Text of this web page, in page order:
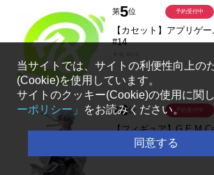
第5位
【カセット】アプリゲ
#14
予約受付中
第6位
【フィギュア】
田銀時Ver.攘夷志士 完成
予約受付中
当サイトでは、サイトの利便性向上の
(Cookie)を使用しています。
サイトのクッキー(Cookie)の使用に関し
ーポリシー」
をお読みください。
同意する